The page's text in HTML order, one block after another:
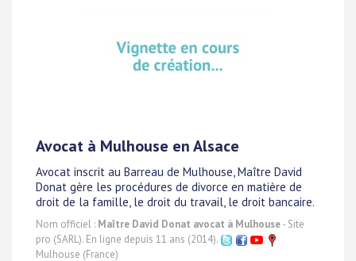
Avocat à Mulhouse en Alsace
Avocat inscrit au Barreau de Mulhouse, Maître David
Donat gère les procédures de divorce en matière de
droit de la famille, le droit du travail, le droit bancaire.
Nom officiel : Maître David Donat avocat à Mulhouse- Site
pro (SARL). En ligne depuis 11 ans (2014).
Mulhouse (France)